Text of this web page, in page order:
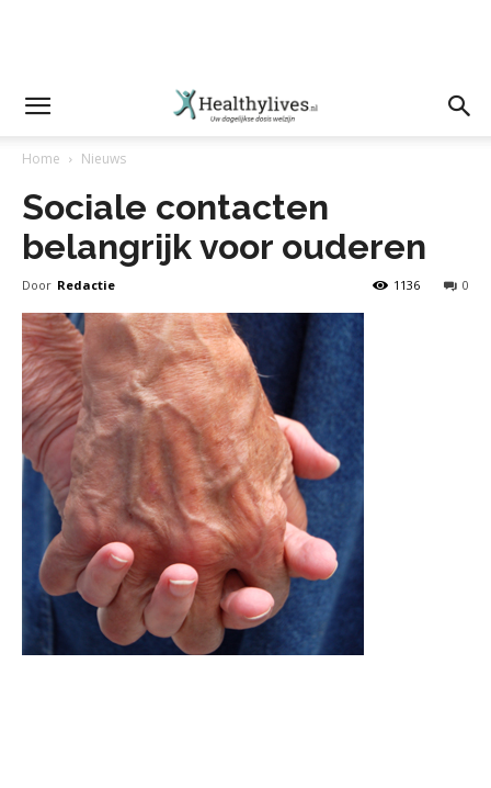
Home Nieuws
Sociale contacten
belangrijk voor ouderen
Door Redactie 0
1136